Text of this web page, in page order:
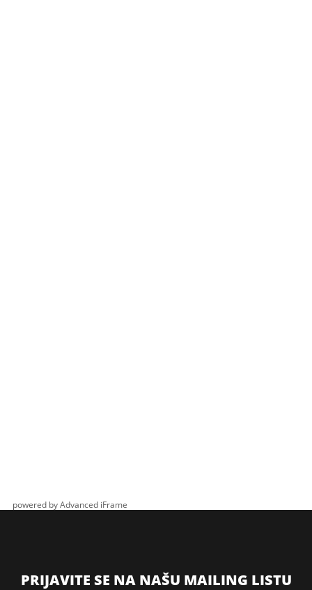
powered by Advanced iFrame
PRIJAVITE SE NA NAŠU MAILING LISTU